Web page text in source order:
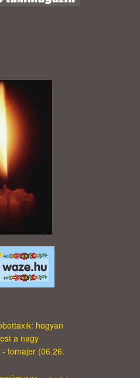
hogyan
a nagy
tomajer (06.26.